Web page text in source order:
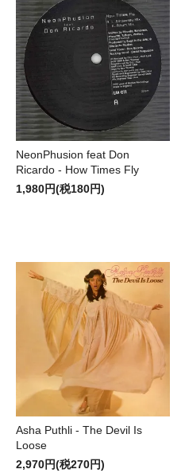
NeonPhusion feat Don
Ricardo - How Times Fly
1,980円(税180円)
Asha Puthli - The Devil Is
Loose
2,970円(税270円)